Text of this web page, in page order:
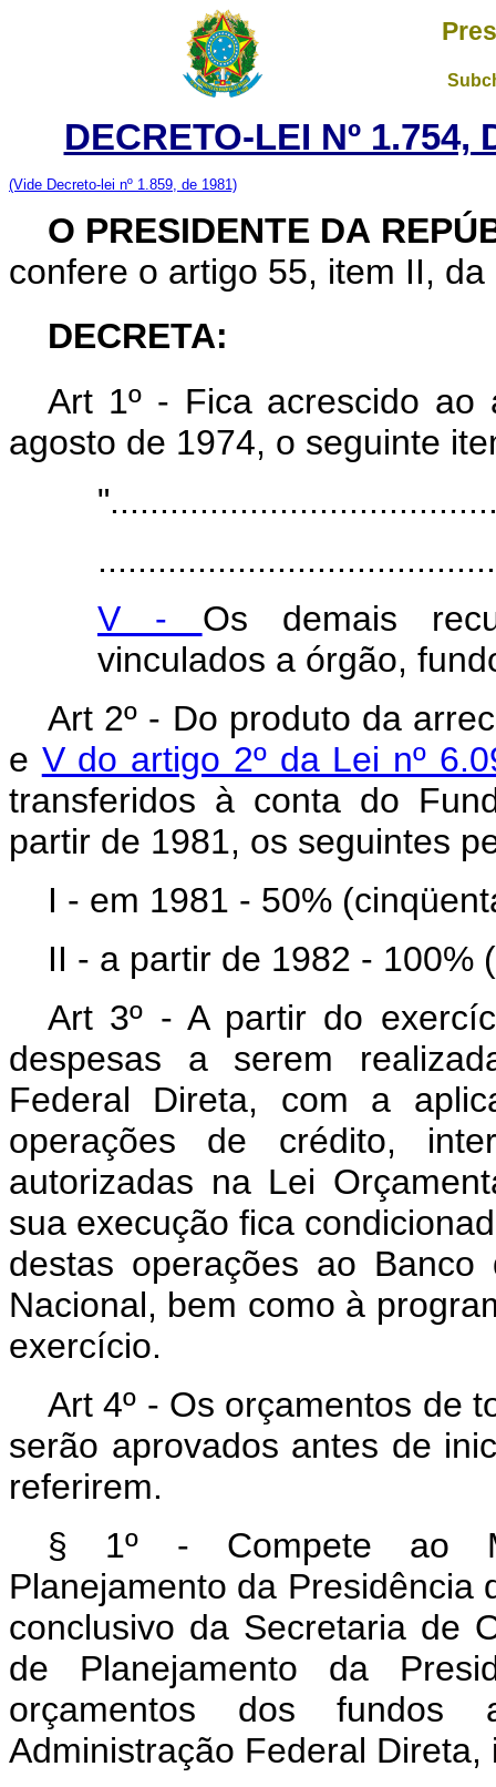
DECRETO-LEI Nº 1.754,
(Vide Decreto-lei nº 1.859, de 1981)
O PRESIDENTE DA
confere o artigo 55, item II,
DECRETA:
Art 1º - Fica acrescido
agosto de 1974, o seguinte
V - Os demais
vinculados a órgão,
Art 2º - Do produto da
e V do artigo 2º da Lei nº
transferidos à conta do
partir de 1981, os seguintes
I - em 1981 - 50%
II - a partir de 1982 - 100%
Art 3º - A partir do
despesas a serem
Federal Direta, com a
operações de crédito,
autorizadas na Lei
sua execução fica
destas operações ao
Nacional, bem como à
exercício.
Art 4º - Os orçamentos de
serão aprovados antes de
referirem.
§ 1º - Compete ao
Planejamento da Presidência
conclusivo da Secretaria de
de Planejamento da
orçamentos dos fundos
Administração Federal